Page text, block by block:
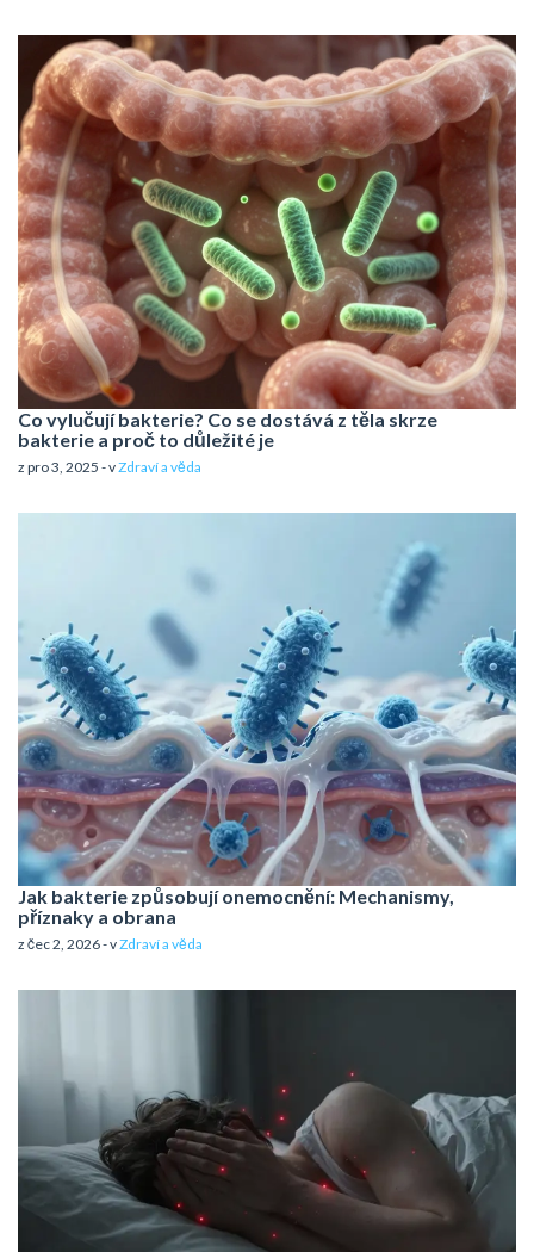
Co vylučují bakterie? Co se dostává z těla skrze
bakterie a proč to důležité je
z pro 3, 2025 - vZdraví a věda
Jak bakterie způsobují onemocnění: Mechanismy,
příznaky a obrana
z čec 2, 2026 - vZdraví a věda